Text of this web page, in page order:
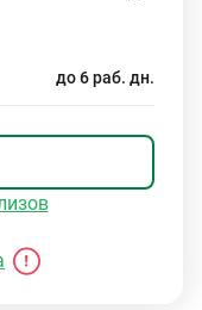
до 6 раб. дн.